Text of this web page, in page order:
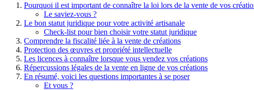
Pourquoi il est important de connaître la loi lors de la vente de vos
Le saviez-vous ?
Le bon statut juridique pour votre activité artisanale
Check-list pour bien choisir votre statut juridique
Comprendre la fiscalité liée à la vente de créations
Protection des œuvres et propriété intellectuelle
Les licences à connaître lorsque vous vendez vos créations
Répercussions légales de la vente en ligne de vos créations
En résumé, voici les questions importantes à se poser
Et vous ?